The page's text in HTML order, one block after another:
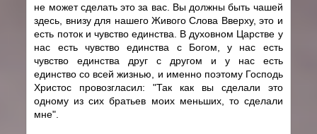
не может сделать это за вас. Вы должны быть чашей
здесь, внизу для нашего Живого Слова Вверху, это и
есть поток и чувство единства. В духовном Царстве у
нас есть чувство единства с Богом, у нас есть
чувство единства друг с другом и у нас есть
единство со всей жизнью, и именно поэтому Господь
Христос провозгласил: "Так как вы сделали это
одному из сих братьев моих меньших, то сделали
мне".